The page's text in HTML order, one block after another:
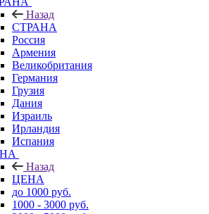
Назад
СТРАНА
Россия
Армения
Великобритания
Германия
Грузия
Дания
Израиль
Ирландия
Испания
Назад
ЦЕНА
до 1000 руб.
1000 - 3000 руб.